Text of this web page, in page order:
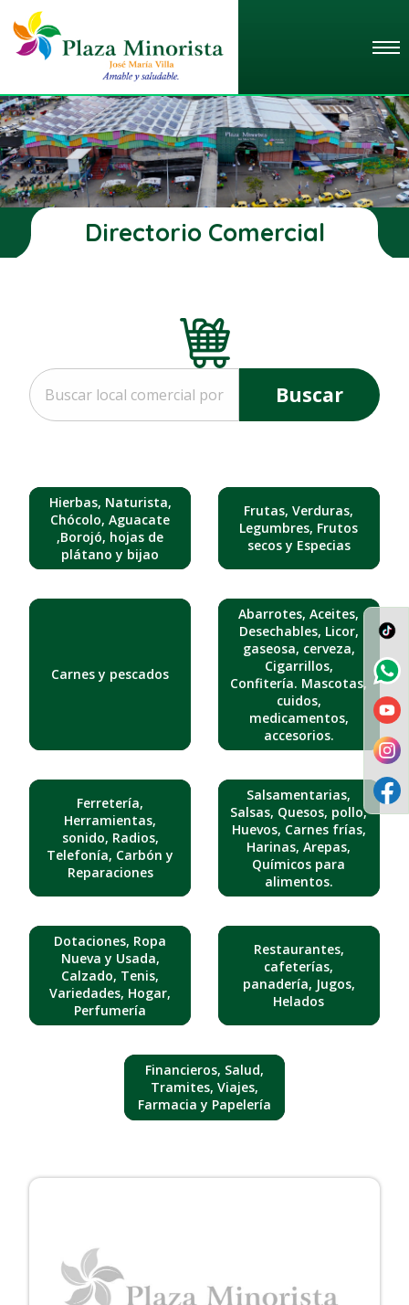
Directorio Comercial
Buscar
Hierbas, Naturista,
Chócolo, Aguacate
,Borojó, hojas de
plátano y bijao
Frutas, Verduras,
Legumbres, Frutos
secos y Especias
Carnes y pescados
Abarrotes, Aceites,
Desechables, Licor,
gaseosa, cerveza,
Cigarrillos,
Confitería. Mascotas,
cuidos,
medicamentos,
accesorios.
Ferretería,
Herramientas,
sonido, Radios,
Telefonía, Carbón y
Reparaciones
Salsamentarias,
Salsas, Quesos, pollo,
Huevos, Carnes frías,
Harinas, Arepas,
Químicos para
alimentos.
Dotaciones, Ropa
Nueva y Usada,
Calzado, Tenis,
Variedades, Hogar,
Perfumería
Restaurantes,
cafeterías,
panadería, Jugos,
Helados
Financieros, Salud,
Tramites, Viajes,
Farmacia y Papelería